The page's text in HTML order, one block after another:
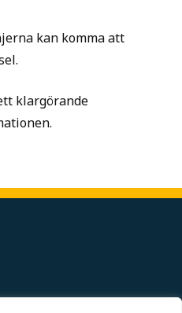
kan komma att
klargörande